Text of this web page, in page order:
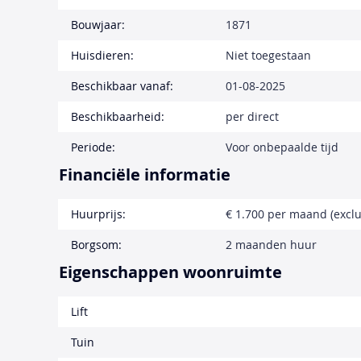
Bouwjaar:
1871
Huisdieren:
Niet toegestaan
Beschikbaar vanaf:
01-08-2025
Beschikbaarheid:
per direct
Periode:
Voor onbepaalde tijd
Financiële informatie
Huurprijs:
€ 1.700 per maand
Borgsom:
2 maanden huur
Eigenschappen woonruimte
Lift
Tuin